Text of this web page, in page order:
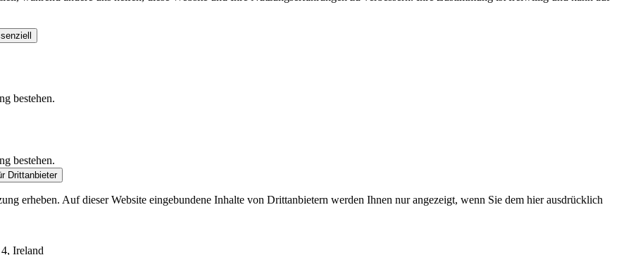
bestehen.
bestehen.
Drittanbieter
erheben. Auf dieser Website eingebundene Inhalte von Drittanbietern werden Ihnen nur angezeigt, wenn Sie dem hier ausdrücklich
Ireland